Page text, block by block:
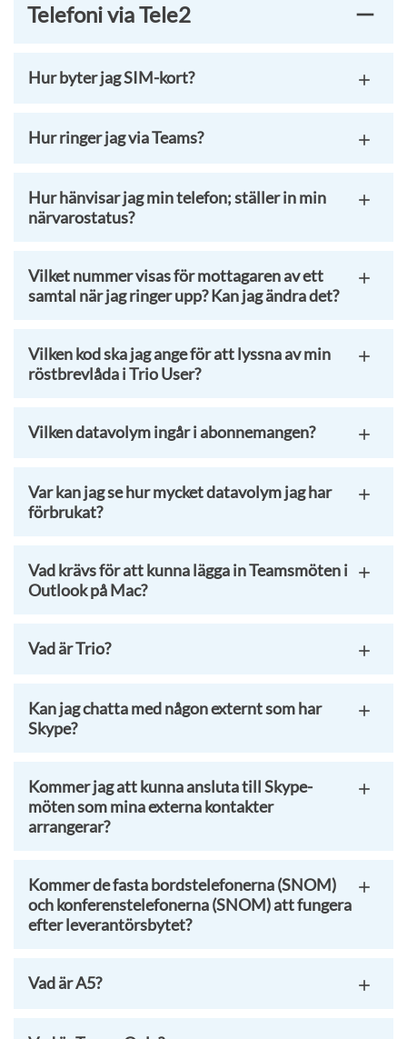
Telefoni via Tele2
Hur byter jag SIM-kort?
Hur ringer jag via Teams?
Hur hänvisar jag min telefon; ställer in min
närvarostatus?
Vilket nummer visas för mottagaren av ett
samtal när jag ringer upp? Kan jag ändra det?
Vilken kod ska jag ange för att lyssna av min
röstbrevlåda i Trio User?
Vilken datavolym ingår i abonnemangen?
Var kan jag se hur mycket datavolym jag har
förbrukat?
Vad krävs för att kunna lägga in Teamsmöten i
Outlook på Mac?
Vad är Trio?
Kan jag chatta med någon externt som har
Skype?
Kommer jag att kunna ansluta till Skype-
möten som mina externa kontakter
arrangerar?
Kommer de fasta bordstelefonerna (SNOM)
och konferenstelefonerna (SNOM) att fungera
efter leverantörsbytet?
Vad är A5?